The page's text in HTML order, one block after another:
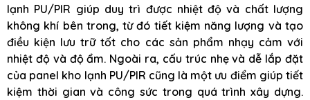
lạnh PU/PIR giúp duy trì được nhiệt độ và chất lượng
không khí bên trong, từ đó tiết kiệm năng lượng và tạo
điều kiện lưu trữ tốt cho các sản phẩm nhạy cảm với
nhiệt độ và độ ẩm. Ngoài ra, cấu trúc nhẹ và dễ lắp đặt
của panel kho lạnh PU/PIR cũng là một ưu điểm giúp tiết
kiệm thời gian và công sức trong quá trình xây dựng.